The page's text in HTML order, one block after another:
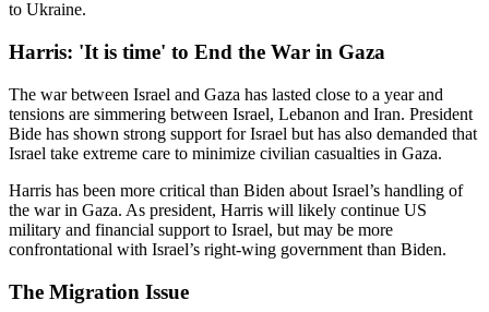
to Ukraine.
Harris: 'It is time' to End the War in Gaza
The war between Israel and Gaza has lasted close to a year and
tensions are simmering between Israel, Lebanon and Iran. President
Bide has shown strong support for Israel but has also demanded that
Israel take extreme care to minimize civilian casualties in Gaza.
Harris has been more critical than Biden about Israel’s handling of
the war in Gaza. As president, Harris will likely continue US
military and financial support to Israel, but may be more
confrontational with Israel’s right-wing government than Biden.
The Migration Issue